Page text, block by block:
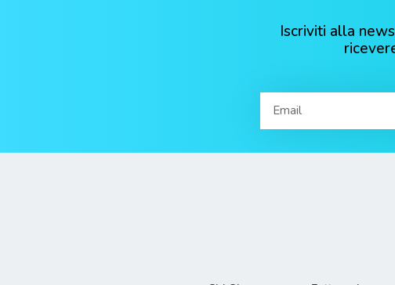
Iscriviti alla